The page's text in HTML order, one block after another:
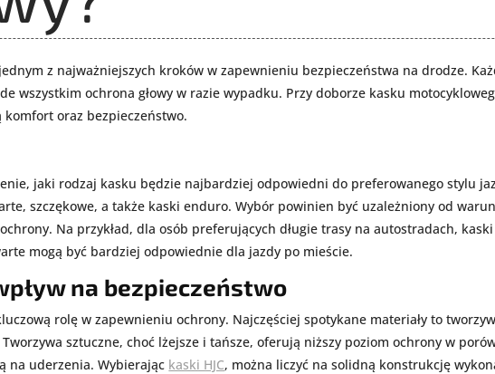
z najważniejszych kroków w zapewnieniu bezpieczeństwa na drodze.
wszystkim ochrona głowy w razie wypadku. Przy doborze kasku
oraz bezpieczeństwo.
jaki rodzaj kasku będzie najbardziej odpowiedni do preferowanego stylu
szczękowe, a także kaski enduro. Wybór powinien być uzależniony od
Na przykład, dla osób preferujących długie trasy na autostradach,
mogą być bardziej odpowiednie dla jazdy po mieście.
na bezpieczeństwo
rolę w zapewnieniu ochrony. Najczęściej spotykane materiały to
sztuczne, choć lżejsze i tańsze, oferują niższy poziom ochrony w
na uderzenia. Wybierając kaski HJC, można liczyć na solidną konstrukcję